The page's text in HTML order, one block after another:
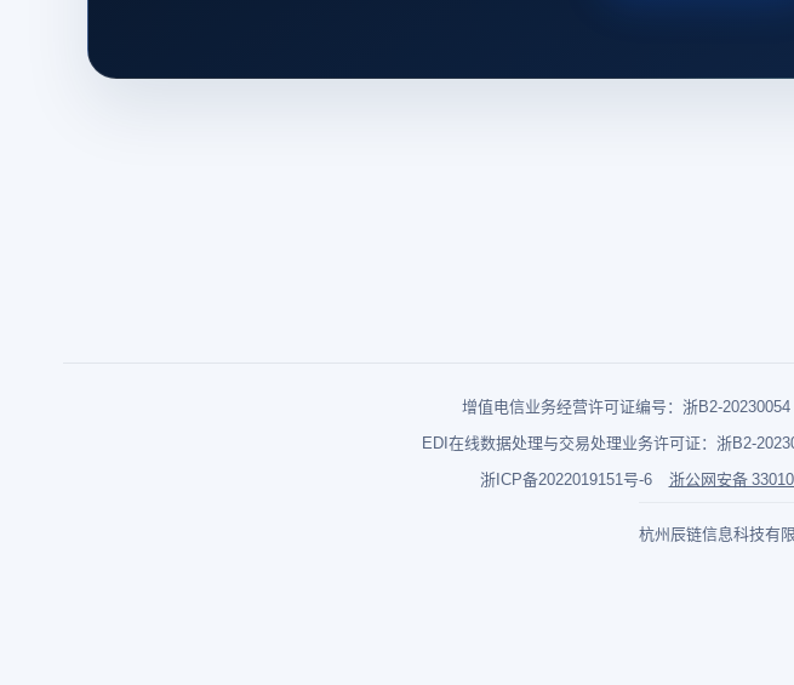
增值电信业务经营许可证编号：浙B2-20230054
EDI在线数据处理与交易处理业务许可证：浙B2-
浙ICP备2022019151号-6
浙公网安备
杭州辰链信息科技有